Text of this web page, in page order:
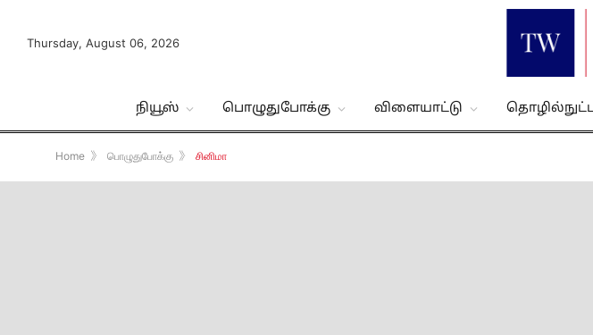
Thursday, August 06, 2026
நியூஸ் பொழுதுபோக்கு விளையாட்டு
Home 》 பொழுதுபோக்கு 》 சினிமா